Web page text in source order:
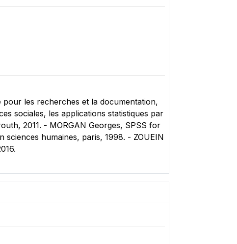
pour les recherches et la documentation,
sociales, les applications statistiques par
2011. - MORGAN Georges, SPSS for
sciences humaines, paris, 1998. - ZOUEIN